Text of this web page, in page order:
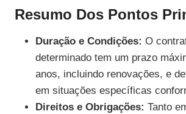
Resumo Dos Pontos
Duração e Condições: O
determinado tem um prazo
anos, incluindo renovações, e
em situações específicas
Direitos e Obrigações: Tanto